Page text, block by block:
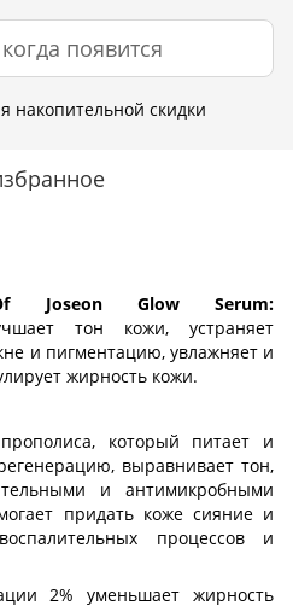
появится
накопительной скидки
Joseon Glow Serum:
тон кожи, устраняет
и пигментацию, увлажняет и
жирность кожи.
который питает и
выравнивает тон,
и антимикробными
придать коже сияние и
процессов и
2% уменьшает жирность